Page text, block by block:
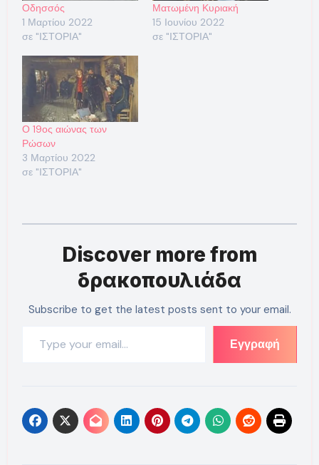
Οδησσός
1 Μαρτίου 2022
σε "ΙΣΤΟΡΙΑ"
Ματωμένη Κυριακή
15 Ιουνίου 2022
σε "ΙΣΤΟΡΙΑ"
Ο 19ος αιώνας των
Ρώσων
3 Μαρτίου 2022
σε "ΙΣΤΟΡΙΑ"
Discover more from
δρακοπουλιάδα
Subscribe to get the latest posts sent to your email.
Εγγραφή